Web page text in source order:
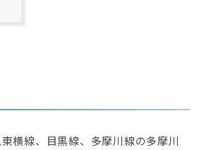
横線、目黒線、多摩川線の多摩川